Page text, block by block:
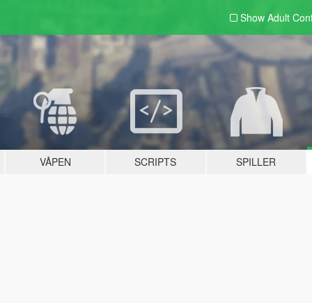
Show Adult
VÅPEN SCRIPTS SPILLER